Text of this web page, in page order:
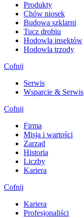
Produkty
Chów niosek
Budowa szklarni
Tucz drobiu
Hodowla insektów
Hodowla trzody
Cofnij
Serwis
Wsparcie & Serwis
Cofnij
Firma
Misja i wartości
Zarząd
Historia
Liczby
Kariera
Cofnij
Kariera
Profesjonaliści